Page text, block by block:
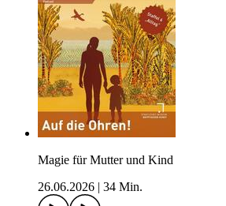
Magie für Mutter und Kind
26.06.2026
34 Min.